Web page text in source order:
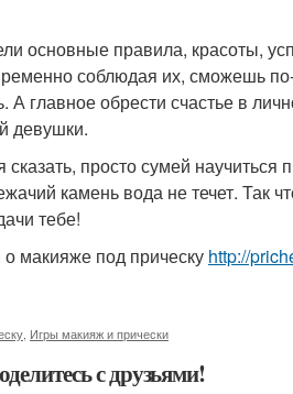
основные правила, красоты,
соблюдая их, сможешь
А главное обрести счастье в
девушки.
сказать, просто сумей
камень вода не течет. Так
тебе!
макияже под прическу http://
Игры макияж и прически
с друзьями!